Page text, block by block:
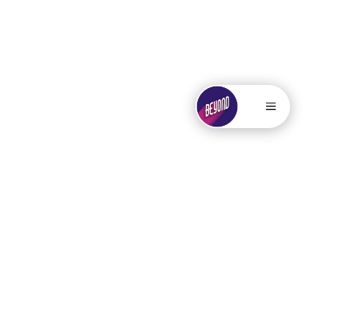
. . . . .....
.